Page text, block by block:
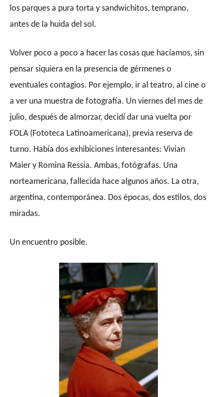
los parques a pura torta y sandwichitos, temprano,
antes de la huida del sol.
Volver poco a poco a hacer las cosas que hacíamos, sin
pensar siquiera en la presencia de gérmenes o
eventuales contagios. Por ejemplo, ir al teatro, al cine o
a ver una muestra de fotografía. Un viernes del mes de
julio, después de almorzar, decidí dar una vuelta por
FOLA (Fototeca Latinoamericana), previa reserva de
turno. Había dos exhibiciones interesantes: Vivian
Maier y Romina Ressia. Ambas, fotógrafas. Una
norteamericana, fallecida hace algunos años. La otra,
argentina, contemporánea. Dos épocas, dos estilos, dos
miradas.
Un encuentro posible.